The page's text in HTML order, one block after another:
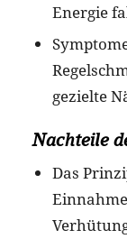
Energie
gezielte
Nachteile
Das